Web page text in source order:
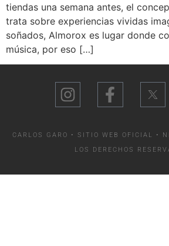
tiendas una semana antes, el
trata sobre experiencias vividas
soñados, Almorox es lugar donde
música, por eso […]
CARLOS GARO • SITIO WEB OFICIAL •
LOS DERECHOS